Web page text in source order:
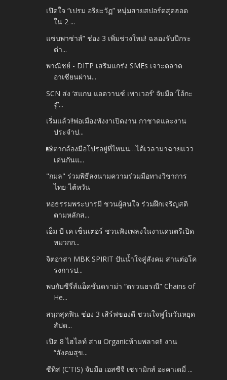
เปิดใจ “เปรม อริยะวัฏ” หนุ่มสายสปอร์ตสุดฮอต
ใน 2 ...
แซ่บพาซ่าส์” ช่อง 3 เพิ่มช่วงใหม่! ฉลองรับปีกระ
ต่า...
พาณิชย์ - DITP เสริมแกร่ง SMEs เจาะตลาด
อาเซียนผ่าน...
SCN ส่ง ‘สแกน แอดวานซ์ เพาเวอร์’ จับมือ ‘โอ้กะ
จู๋’...
เริ่มแล้ว!!พ่อเมืองพังงาเปิดงาน กาชาดและงาน
ประจำป...
📸ตากล้องมือโปรอยู่ที่ไหนน…ได้เวลามาฉายแวว
เด่นกันแ...
"กมล" ร่วมพิธีลงนามความร่วมมือทางวิชาการ
ไทย-ไต้หวัน
หอธรรมพระบารมี ชวนผู้สนใจ ร่วมฝึกเจริญสติ
ตามหลักส...
เอ็ม บี เค เซ็นเตอร์ ชวนฟังเพลงในงานดนตรีเปิด
หมวกก...
จิตอาสา MBK SPIRIT ปันน้ำใจสู่สังคม สานต่อโค
รงการป...
พบกับซีรี่ส์แอ็คชั่นดราม่า “ตรวนธรณี” Chains of
He...
สนุกสุดฟิน ช่อง 3 เสิร์ฟของดี ชวนใจฟูในวันหยุด
สัปด...
เปิด 8 ไฮไลท์ สาย Organicห้ามพลาด!! งาน
“สังคมสุข...
ซีทิส (C’TIS) จับมือ เอสซีจี เซรามิกส์ อะคาเดมี่ ...